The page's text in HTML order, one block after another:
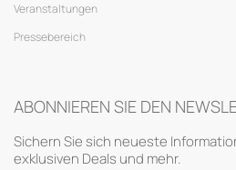
Veranstaltungen
Pressebereich
ABONNIEREN SIE DEN
Sichern Sie sich neueste
exklusiven Deals und mehr.